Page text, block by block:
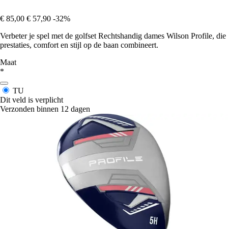
€ 85,00 € 57,90 -32%
Verbeter je spel met de golfset Rechtshandig dames Wilson Profile, die
prestaties, comfort en stijl op de baan combineert.
Maat
*
TU
Dit veld is verplicht
Verzonden binnen 12 dagen